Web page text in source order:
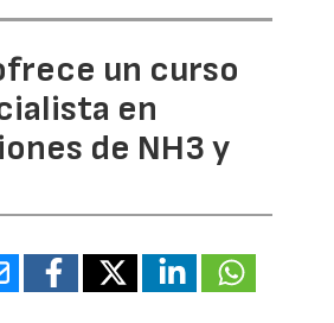
un curso
en
de NH3 y